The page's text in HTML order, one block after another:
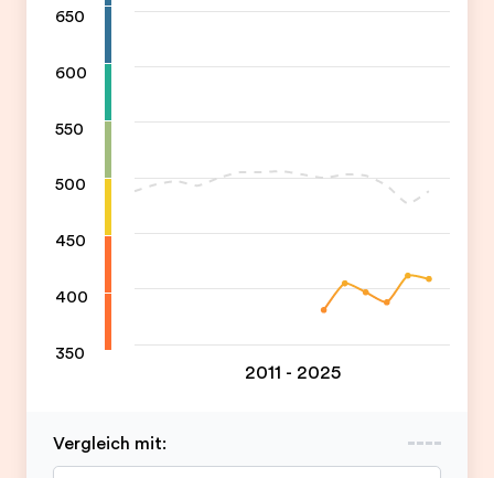
650
600
550
500
450
400
350
2011 - 2025
Vergleich mit: